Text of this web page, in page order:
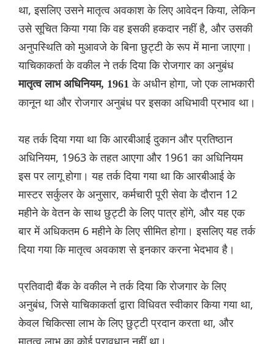
था, इसलिए उसने मातृत्व अवकाश के लिए आवेदन किया, लेकिन
उसे सूचित किया गया कि वह इसकी हकदार नहीं है, और उसकी
अनुपस्थिति को मुआवजे के बिना छुट्टी के रूप में माना जाएगा।
याचिकाकर्ता के वकील ने तर्क दिया कि रोजगार का अनुबंध
मातृत्व लाभ अधिनियम, 1961 के अधीन होगा, जो एक लाभकारी
कानून था और रोजगार अनुबंध पर इसका अधिभावी प्रभाव था।
यह तर्क दिया गया था कि आरबीआई दुकान और प्रतिष्ठान
अधिनियम, 1963 के तहत आएगा और 1961 का अधिनियम
इस पर लागू होगा। यह तर्क दिया गया था कि आरबीआई के
मास्टर सर्कुलर के अनुसार, कर्मचारी पूरी सेवा के दौरान 12
महीने के वेतन के साथ छुट्टी के लिए पात्र होंगे, और यह एक
बार में अधिकतम 6 महीने के लिए सीमित होगा। इसलिए यह तर्क
दिया गया कि मातृत्व अवकाश से इनकार करना भेदभाव है।
प्रतिवादी बैंक के वकील ने तर्क दिया कि रोजगार के लिए
अनुबंध, जिसे याचिकाकर्ता द्वारा विधिवत स्वीकार किया गया था,
केवल चिकित्सा लाभ के लिए छुट्टी प्रदान करता था, और